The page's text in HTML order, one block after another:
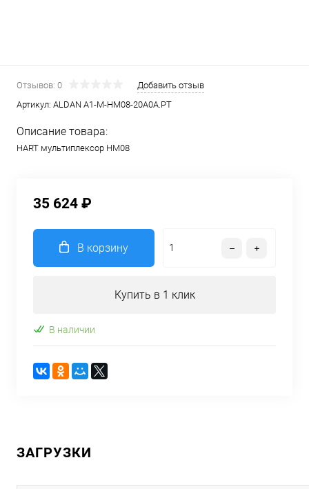
Отзывов: 0
Добавить отзыв
Артикул: ALDAN A1-M-HM08-20A0A.PT
Описание товара:
HART мультиплексор HM08
35 624 ₽
В корзину
Купить в 1 клик
В наличии
ЗАГРУЗКИ